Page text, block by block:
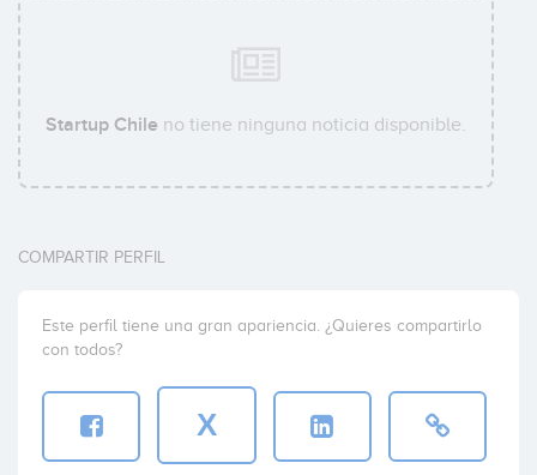
Startup Chile no tiene ninguna noticia disponible.
COMPARTIR PERFIL
Este perfil tiene una gran apariencia. ¿Quieres compartirlo
con todos?
X